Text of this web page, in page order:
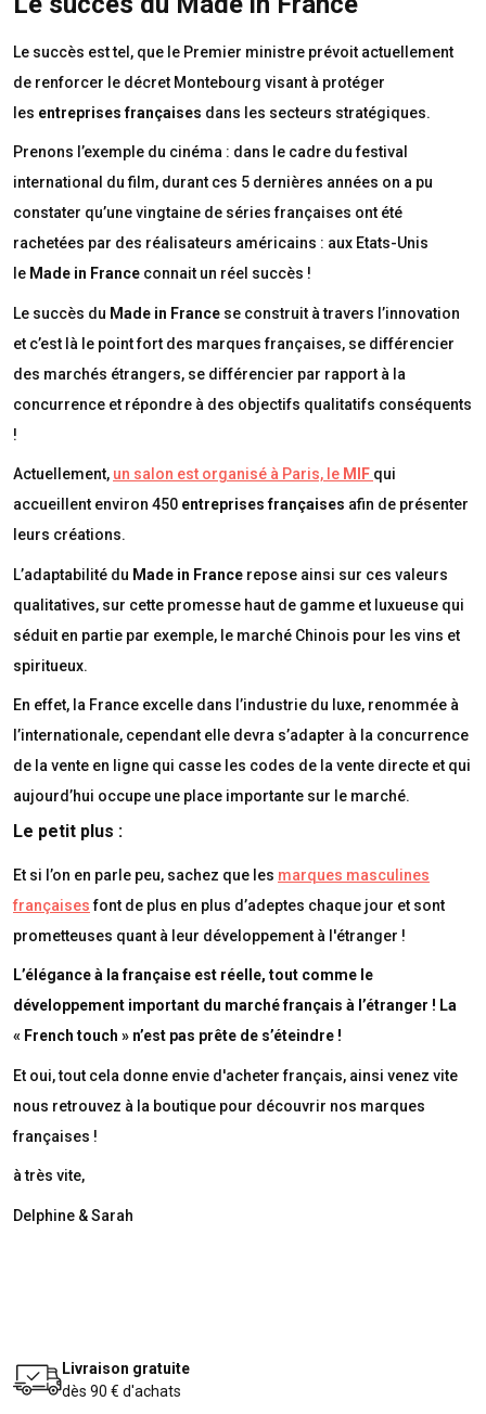
Le succès est tel, que le Premier ministre prévoit actuellement
de renforcer le décret Montebourg visant à protéger
les entreprises françaises dans les secteurs stratégiques.
Prenons l’exemple du cinéma : dans le cadre du festival
international du film, durant ces 5 dernières années on a pu
constater qu’une vingtaine de séries françaises ont été
rachetées par des réalisateurs américains : aux Etats-Unis
le Made in France connait un réel succès !
Le succès du Made in France se construit à travers l’innovation
et c’est là le point fort des marques françaises, se différencier
des marchés étrangers, se différencier par rapport à la
concurrence et répondre à des objectifs qualitatifs conséquents
!
Actuellement, un salon est organisé à Paris, le MIF qui
accueillent environ 450 entreprises françaises afin de présenter
leurs créations.
L’adaptabilité du Made in France repose ainsi sur ces valeurs
qualitatives, sur cette promesse haut de gamme et luxueuse qui
séduit en partie par exemple, le marché Chinois pour les vins et
spiritueux.
En effet, la France excelle dans l’industrie du luxe, renommée à
l’internationale, cependant elle devra s’adapter à la concurrence
de la vente en ligne qui casse les codes de la vente directe et qui
aujourd’hui occupe une place importante sur le marché.
Le petit plus :
Et si l’on en parle peu, sachez que les marques masculines
françaisesfont de plus en plus d’adeptes chaque jour et sont
prometteuses quant à leur développement à l'étranger !
L’élégance à la française est réelle, tout comme le
développement important du marché français à l’étranger ! La
« French touch » n’est pas prête de s’éteindre !
Et oui, tout cela donne envie d'acheter français, ainsi venez vite
nous retrouvez à la boutique pour découvrir nos marques
françaises !
à très vite,
Delphine & Sarah
Livraison gratuite
dès 90 € d'achats